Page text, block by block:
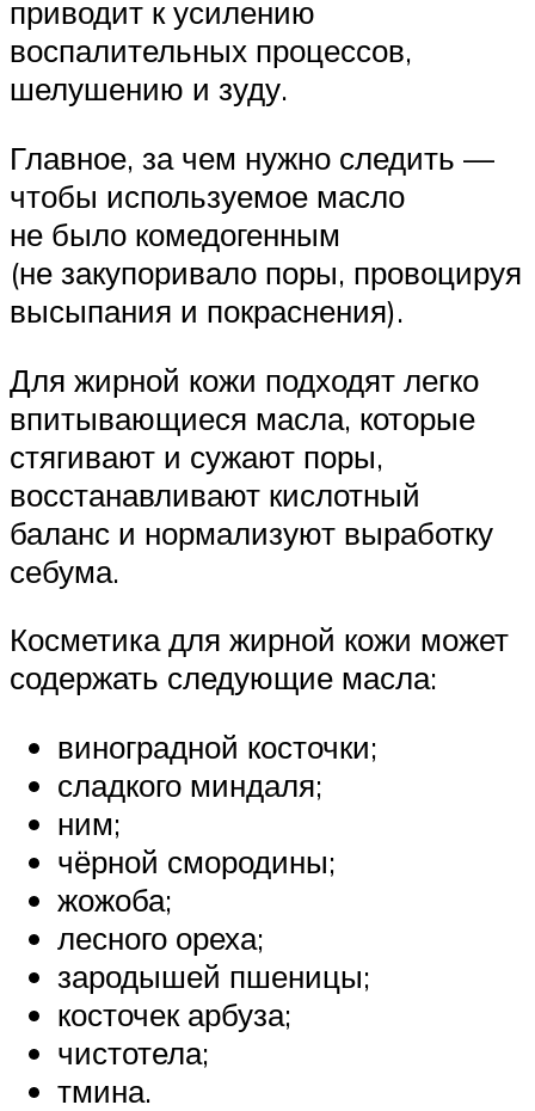
приводит к усилению
воспалительных процессов,
шелушению и зуду.
Главное, за чем нужно следить —
чтобы используемое масло
не было комедогенным
(не закупоривало поры, провоцируя
высыпания и покраснения).
Для жирной кожи подходят легко
впитывающиеся масла, которые
стягивают и сужают поры,
восстанавливают кислотный
баланс и нормализуют выработку
себума.
Косметика для жирной кожи может
содержать следующие масла:
виноградной косточки;
сладкого миндаля;
ним;
чёрной смородины;
жожоба;
лесного ореха;
зародышей пшеницы;
косточек арбуза;
чистотела;
тмина.